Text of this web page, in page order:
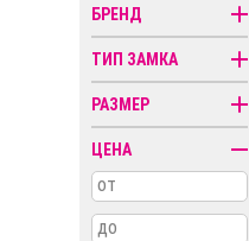
Иконы
Кресты
Пирсинг
Религиозная
символика
БРЕНД
ТИП ЗАМКА
РАЗМЕР
ЦЕНА
от
до